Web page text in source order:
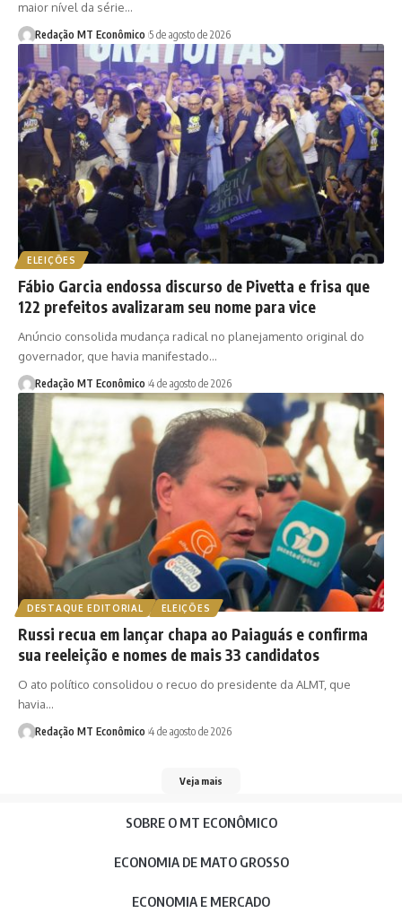
maior nível da série…
Redação MT Econômico 5 de agosto de 2026
ELEIÇÕES
Fábio Garcia endossa discurso de Pivetta e frisa que
122 prefeitos avalizaram seu nome para vice
Anúncio consolida mudança radical no planejamento original do
governador, que havia manifestado…
Redação MT Econômico 4 de agosto de 2026
DESTAQUE EDITORIAL ELEIÇÕES
Russi recua em lançar chapa ao Paiaguás e confirma
sua reeleição e nomes de mais 33 candidatos
O ato político consolidou o recuo do presidente da ALMT, que
havia…
Redação MT Econômico 4 de agosto de 2026
Veja mais
SOBRE O MT ECONÔMICO
ECONOMIA DE MATO GROSSO
ECONOMIA E MERCADO